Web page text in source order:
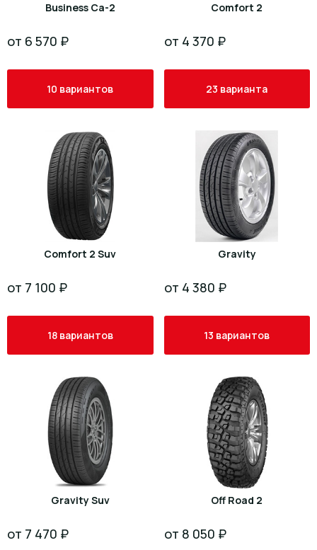
Business Са-2
от 6 570 ₽
10 вариантов
Comfort 2
от 4 370 ₽
23 варианта
Comfort 2 Suv
от 7 100 ₽
18 вариантов
Gravity
от 4 380 ₽
13 вариантов
Gravity Suv
от 7 470 ₽
Off Road 2
от 8 050 ₽